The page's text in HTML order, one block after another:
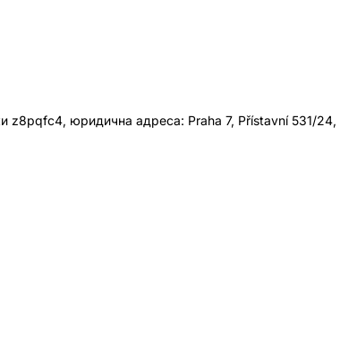
z8pqfc4, юридична адреса: Praha 7, Přístavní 531/24,